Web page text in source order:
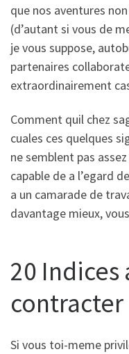
que nos aventures
(d’autant si vous de
je vous suppose,
partenaires
extraordinairement
Comment quil chez
cuales ces quelques
ne semblent pas
capable de a l’egard
a un camarade de
davantage mieux,
20 Indices
contracter
Si vous toi-meme